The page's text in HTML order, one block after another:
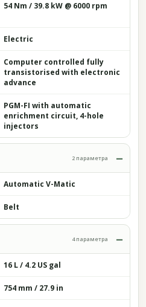
54 Nm / 39.8 kW @ 6000 rpm
Electric
Computer controlled fully
transistorised with electronic
advance
PGM-FI with automatic
enrichment circuit, 4-hole
injectors
2 параметра
Automatic V-Matic
Belt
4 параметра
16 L / 4.2 US gal
754 mm / 27.9 in